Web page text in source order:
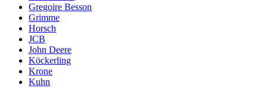
Gregoire Besson
Grimme
Horsch
JCB
John Deere
Köckerling
Krone
Kuhn